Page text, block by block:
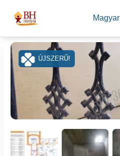
Magyar
ÚJSZERŰ!